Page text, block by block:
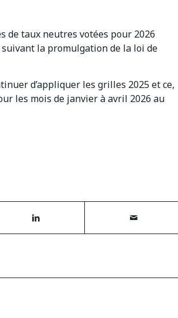
de taux neutres votées pour 2026
la promulgation de la loi de
d’appliquer les grilles 2025 et ce,
les mois de janvier à avril 2026 au